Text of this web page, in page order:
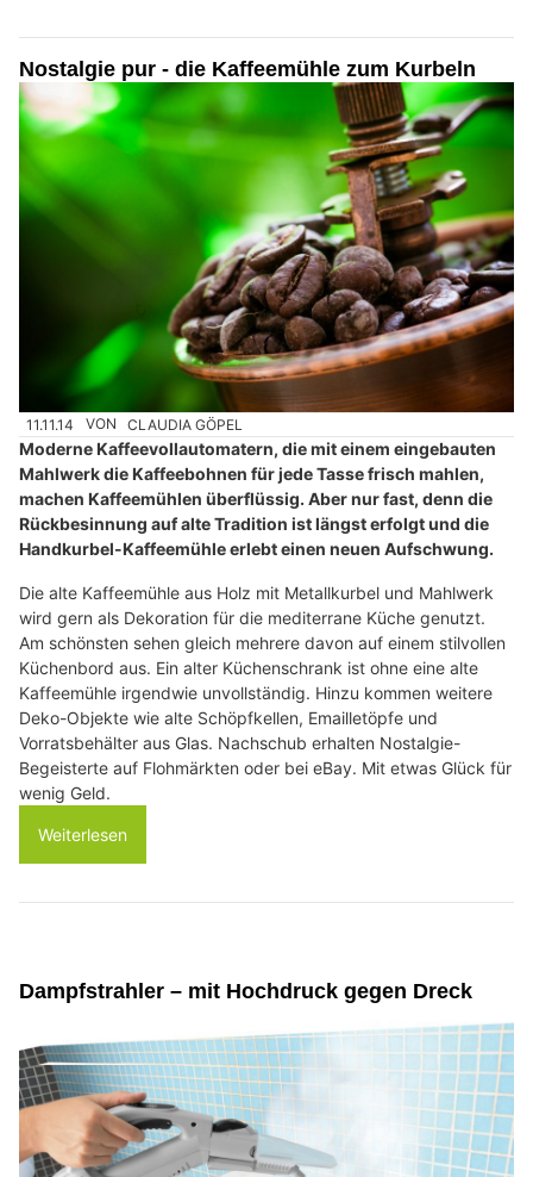
Nostalgie pur - die Kaffeemühle zum Kurbeln
11.11.14 VON CLAUDIA GÖPEL
Moderne Kaffeevollautomatern, die mit einem eingebauten
Mahlwerk die Kaffeebohnen für jede Tasse frisch mahlen,
machen Kaffeemühlen überflüssig. Aber nur fast, denn die
Rückbesinnung auf alte Tradition ist längst erfolgt und die
Handkurbel-Kaffeemühle erlebt einen neuen Aufschwung.
Die alte Kaffeemühle aus Holz mit Metallkurbel und Mahlwerk
wird gern als Dekoration für die mediterrane Küche genutzt.
Am schönsten sehen gleich mehrere davon auf einem stilvollen
Küchenbord aus. Ein alter Küchenschrank ist ohne eine alte
Kaffeemühle irgendwie unvollständig. Hinzu kommen weitere
Deko-Objekte wie alte Schöpfkellen, Emailletöpfe und
Vorratsbehälter aus Glas. Nachschub erhalten Nostalgie-
Begeisterte auf Flohmärkten oder bei eBay. Mit etwas Glück für
wenig Geld.
Weiterlesen
Dampfstrahler – mit Hochdruck gegen Dreck